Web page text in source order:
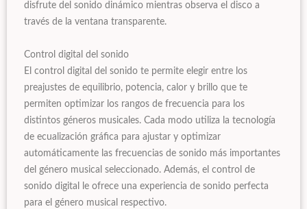
disfrute del sonido dinámico mientras observa el disco a
través de la ventana transparente.
Control digital del sonido
El control digital del sonido te permite elegir entre los
preajustes de equilibrio, potencia, calor y brillo que te
permiten optimizar los rangos de frecuencia para los
distintos géneros musicales. Cada modo utiliza la tecnología
de ecualización gráfica para ajustar y optimizar
automáticamente las frecuencias de sonido más importantes
del género musical seleccionado. Además, el control de
sonido digital le ofrece una experiencia de sonido perfecta
para el género musical respectivo.